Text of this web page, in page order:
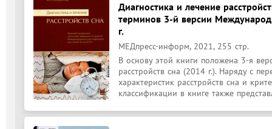
Диагностика и лечение
терминов 3-й версии
г.
МЕДпресс-информ, 2021, 255 стр.
В основу этой книги положена 3-я
расстройств сна (2014 г.). Наряду с
характеристик расстройств сна и
классификации в книге также